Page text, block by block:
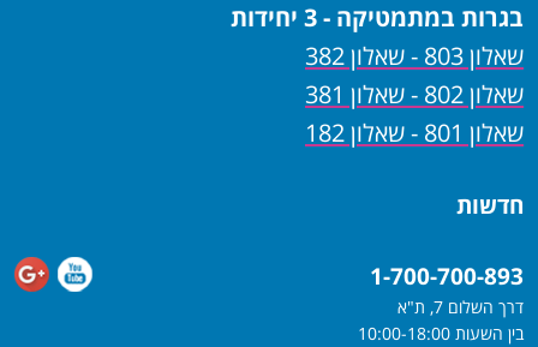
בגרות במתמטיקה - 3 יחידות
שאלון 803 - שאלון 382
שאלון 802 - שאלון 381
שאלון 801 - שאלון 182
חדשות
1-700-700-893
דרך השלום 7, ת"א
בין השעות 10:00-18:00